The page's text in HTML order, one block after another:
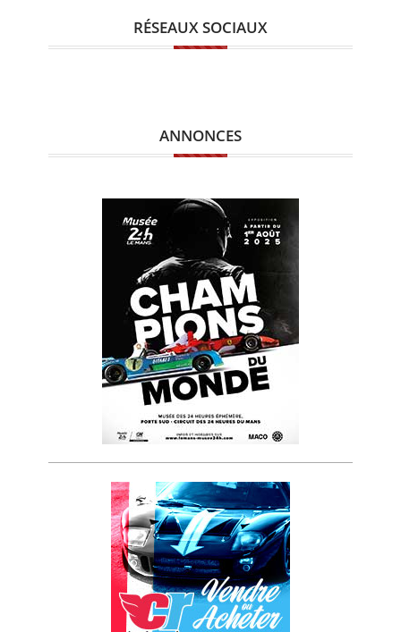
RÉSEAUX SOCIAUX
ANNONCES